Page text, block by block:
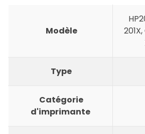
Modèle
Type
Catégorie
d'imprimante